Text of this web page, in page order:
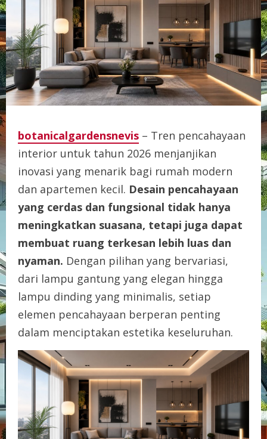
botanicalgardensnevis – Tren pencahayaan
interior untuk tahun 2026 menjanjikan
inovasi yang menarik bagi rumah modern
dan apartemen kecil. Desain pencahayaan
yang cerdas dan fungsional tidak hanya
meningkatkan suasana, tetapi juga dapat
membuat ruang terkesan lebih luas dan
nyaman. Dengan pilihan yang bervariasi,
dari lampu gantung yang elegan hingga
lampu dinding yang minimalis, setiap
elemen pencahayaan berperan penting
dalam menciptakan estetika keseluruhan.